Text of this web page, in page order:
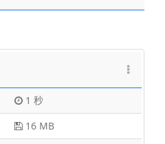
1 秒
16 MB